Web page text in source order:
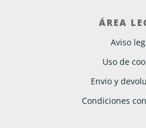
ÁREA
Aviso
Uso de
Envio y
Condiciones